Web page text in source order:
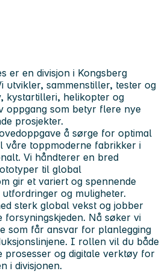
er en divisjon i Kongsberg
utvikler, sammenstiller, tester og
kystartilleri, helikopter og
oppgang som betyr flere nye
prosjekter.
å sørge for optimal
våre toppmoderne fabrikker i
Vi håndterer en bred
til global
gir et variert og spennende
og muligheter.
sterk global vekst og jobber
forsyningskjeden. Nå søker vi
som får ansvar for planlegging
I rollen vil du både
prosesser og digitale verktøy for
i divisjonen.